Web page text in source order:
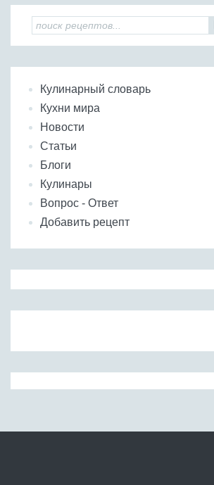
Кулинарный словарь
Кухни мира
Новости
Статьи
Блоги
Кулинары
Вопрос - Ответ
Добавить рецепт